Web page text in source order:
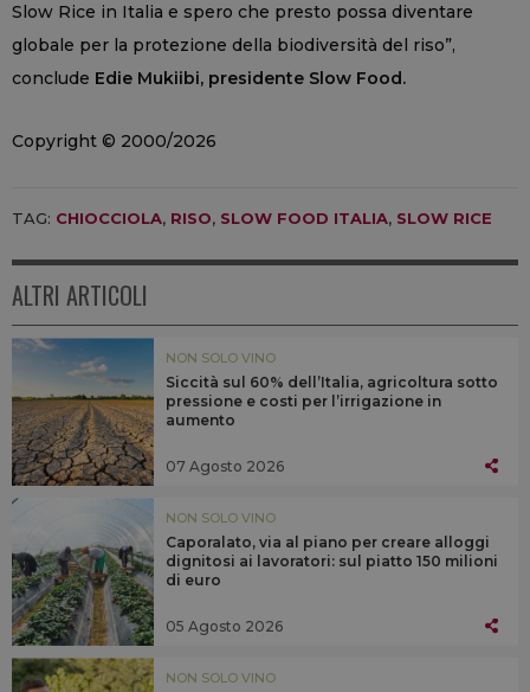
Slow Rice in Italia e spero che presto possa diventare
globale per la protezione della biodiversità del riso”,
conclude Edie Mukiibi, presidente Slow Food.
Copyright © 2000/2026
TAG: CHIOCCIOLA, RISO, SLOW FOOD ITALIA, SLOW RICE
ALTRI ARTICOLI
NON SOLO VINO
Siccità sul 60% dell’Italia, agricoltura sotto
pressione e costi per l’irrigazione in
aumento
07 Agosto 2026
NON SOLO VINO
Caporalato, via al piano per creare alloggi
dignitosi ai lavoratori: sul piatto 150 milioni
di euro
05 Agosto 2026
NON SOLO VINO